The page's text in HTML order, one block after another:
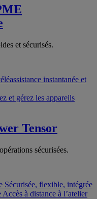
et sécurisés.
instantanée et
et gérez les appareils
Tensor
sécurisées.
Sécurisée, flexible, intégrée
Accès à distance à l’atelier